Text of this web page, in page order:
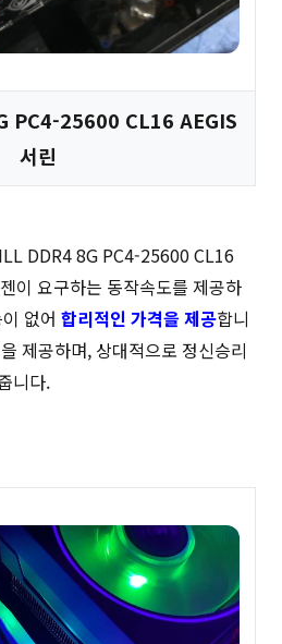
PC4-25600 CL16 AEGIS
서린
DDR4 8G PC4-25600 CL16
이 요구하는 동작속도를 제공하
없어 합리적인 가격을 제공합니
제공하며, 상대적으로 정신승리
니다.